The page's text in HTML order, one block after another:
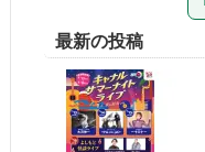
最新の投稿